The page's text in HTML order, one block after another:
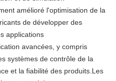
amélioré l'optimisation de la
de développer des
applications
avancées, y compris
systèmes de contrôle de la
et la fiabilité des produits.Les